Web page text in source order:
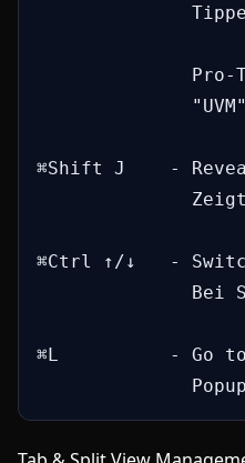
Pro-
⌘Shift J    -
⌘Ctrl ↑/↓   - Switch
Bei
⌘L          - Go to